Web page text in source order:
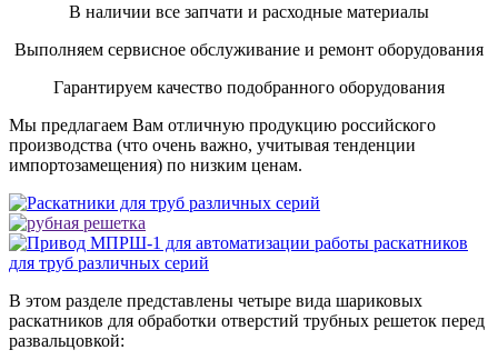
В наличии все запчати и расходные материалы
Выполняем сервисное обслуживание и ремонт оборудования
Гарантируем качество подобранного оборудования
Мы предлагаем Вам отличную продукцию российского
производства (что очень важно, учитывая тенденции
импортозамещения) по низким ценам.
В этом разделе представлены четыре вида шариковых
раскатников для обработки отверстий трубных решеток перед
развальцовкой: